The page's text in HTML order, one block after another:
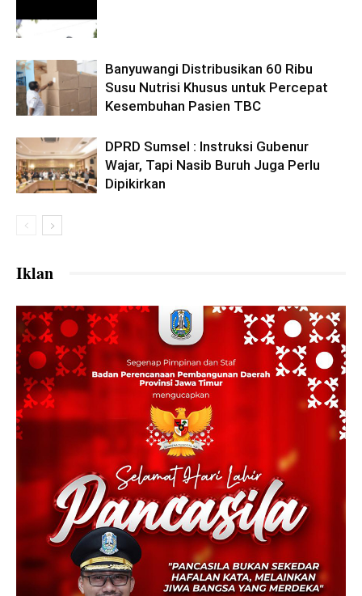
Banyuwangi Distribusikan 60 Ribu
Susu Nutrisi Khusus untuk Percepat
Kesembuhan Pasien TBC
DPRD Sumsel : Instruksi Gubenur
Wajar, Tapi Nasib Buruh Juga Perlu
Dipikirkan
Iklan